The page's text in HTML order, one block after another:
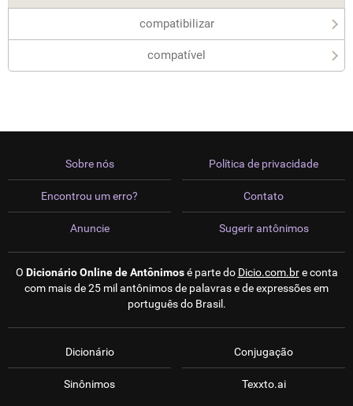
compatibilizar
compatível
Sobre nós
Encontrou um erro?
Anuncie
Política de privacidade
Contato
Sugerir antônimos
O Dicionário Online de Antônimosé parte do Dicio.com.bre conta
com mais de 25 mil antônimos de palavras e de expressões em
português do Brasil.
Dicionário
Sinônimos
Conjugação
Texxto.ai